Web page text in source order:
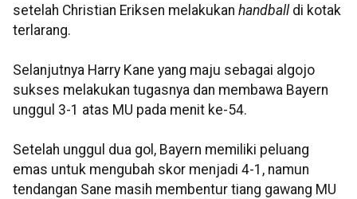
setelah Christian Eriksen melakukan handball di kotak
terlarang.
Selanjutnya Harry Kane yang maju sebagai algojo
sukses melakukan tugasnya dan membawa Bayern
unggul 3-1 atas MU pada menit ke-54.
Setelah unggul dua gol, Bayern memiliki peluang
emas untuk mengubah skor menjadi 4-1, namun
tendangan Sane masih membentur tiang gawang MU